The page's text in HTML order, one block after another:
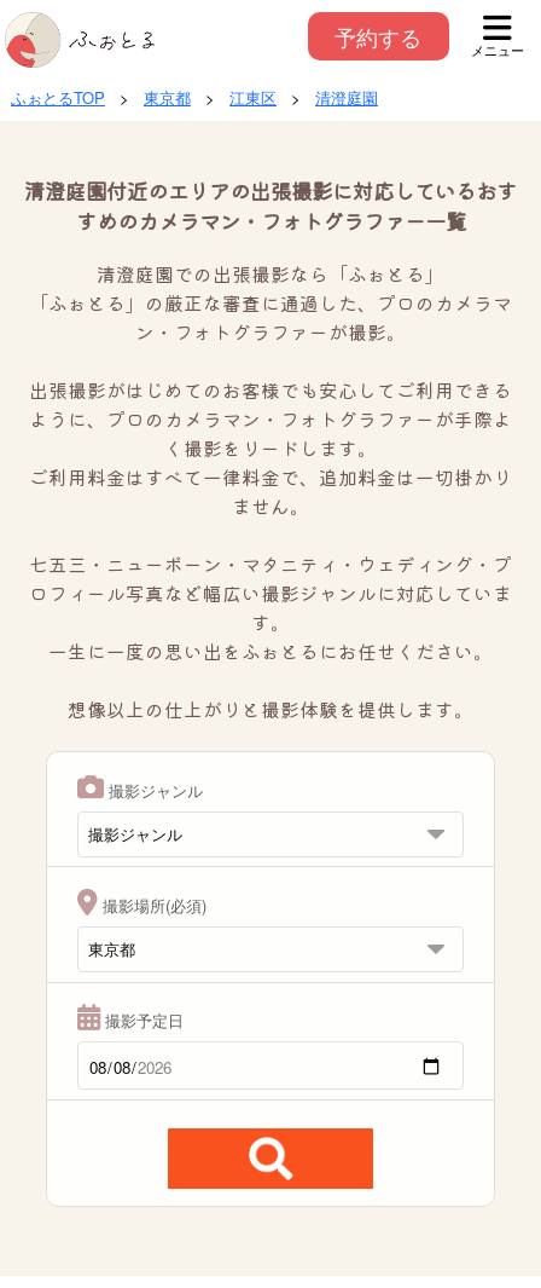
予約する メニュー
ふぉとるTOP > 東京都 > 江東区 > 清澄庭園
清澄庭園付近のエリアの出張撮影に対応しているおす
すめのカメラマン・フォトグラファー一覧
清澄庭園での出張撮影なら「ふぉとる」
「ふぉとる」の厳正な審査に通過した、プロのカメラマ
ン・フォトグラファーが撮影。
出張撮影がはじめてのお客様でも安心してご利用できる
ように、プロのカメラマン・フォトグラファーが手際よ
く撮影をリードします。
ご利用料金はすべて一律料金で、追加料金は一切掛かり
ません。
七五三・ニューボーン・マタニティ・ウェディング・プ
ロフィール写真など幅広い撮影ジャンルに対応していま
す。
一生に一度の思い出をふぉとるにお任せください。
想像以上の仕上がりと撮影体験を提供します。
撮影ジャンル
撮影場所(必須)
撮影予定日